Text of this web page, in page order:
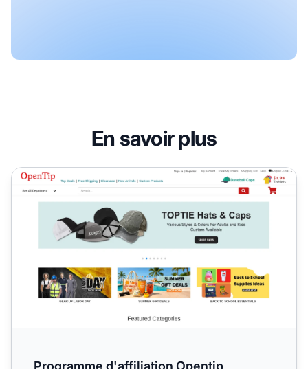
En savoir plus
Programme d'affiliation Opentip
Programme d'affiliation Opentip